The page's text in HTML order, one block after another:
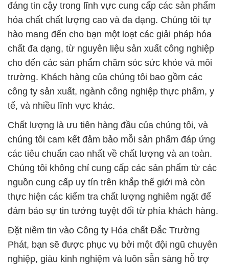
đáng tin cậy trong lĩnh vực cung cấp các sản phẩm
hóa chất chất lượng cao và đa dạng. Chúng tôi tự
hào mang đến cho bạn một loạt các giải pháp hóa
chất đa dạng, từ nguyên liệu sản xuất công nghiệp
cho đến các sản phẩm chăm sóc sức khỏe và môi
trường. Khách hàng của chúng tôi bao gồm các
công ty sản xuất, ngành công nghiệp thực phẩm, y
tế, và nhiều lĩnh vực khác.
Chất lượng là ưu tiên hàng đầu của chúng tôi, và
chúng tôi cam kết đảm bảo mỗi sản phẩm đáp ứng
các tiêu chuẩn cao nhất về chất lượng và an toàn.
Chúng tôi không chỉ cung cấp các sản phẩm từ các
nguồn cung cấp uy tín trên khắp thế giới mà còn
thực hiện các kiểm tra chất lượng nghiêm ngặt để
đảm bảo sự tin tưởng tuyệt đối từ phía khách hàng.
Đặt niềm tin vào Công ty Hóa chất Đắc Trường
Phát, bạn sẽ được phục vụ bởi một đội ngũ chuyên
nghiệp, giàu kinh nghiệm và luôn sẵn sàng hỗ trợ